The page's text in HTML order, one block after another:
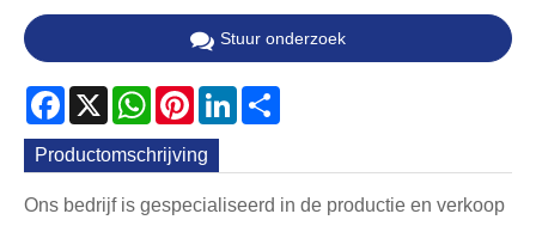
Stuur onderzoek
Facebook
X WhatsApp
PinterestLinkedIn
Productomschrijving
Ons bedrijf is gespecialiseerd in de productie en verkoop